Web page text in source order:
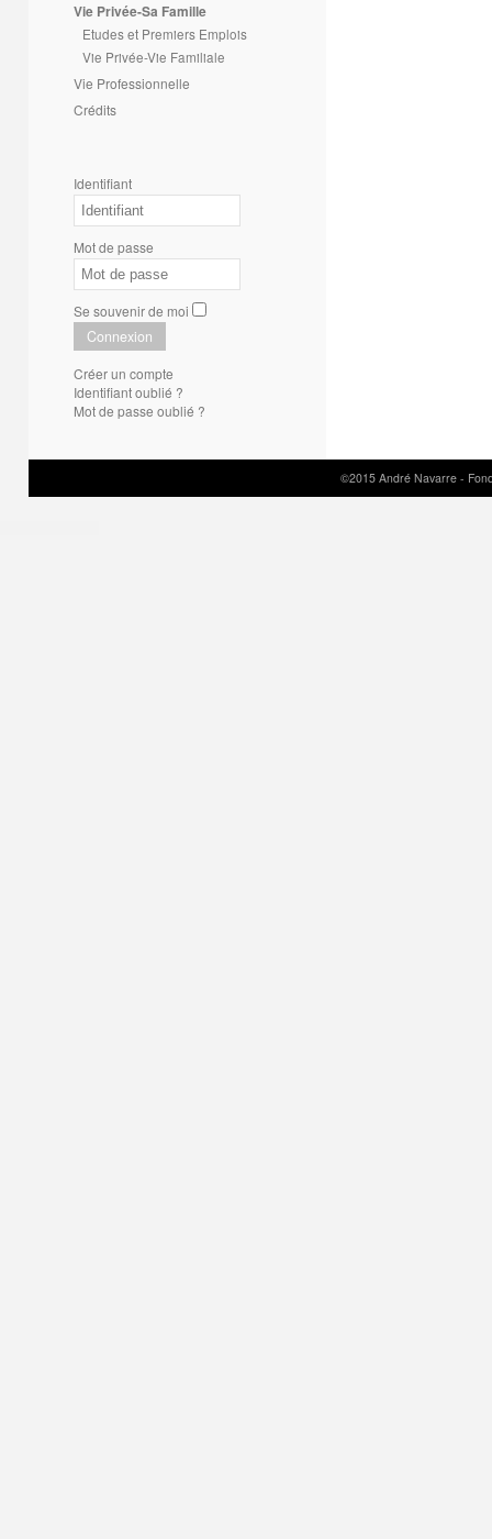
Vie Privée-Sa Famille
Etudes et Premiers Emplois
Vie Privée-Vie Familiale
Vie Professionnelle
Crédits
Identifiant
Mot de passe
Se souvenir de moi
Connexion
Créer un compte
Identifiant oublié ?
Mot de passe oublié ?
©2015 André Navarre -